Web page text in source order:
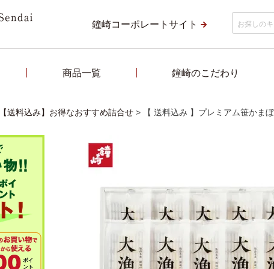
鐘崎コーポレートサイト
商品一覧 鐘崎のこだわり
【送料込み】お得なおすすめ詰合せ 【 送料込み 】プレミアム笹かま